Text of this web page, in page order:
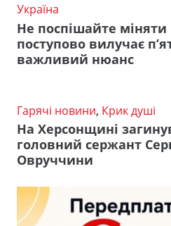
Україна
Не поспішайте
поступово вилучає
важливий нюанс
Гарячі новини, Крик душі
На Херсонщині
головний сержант
Овруччини